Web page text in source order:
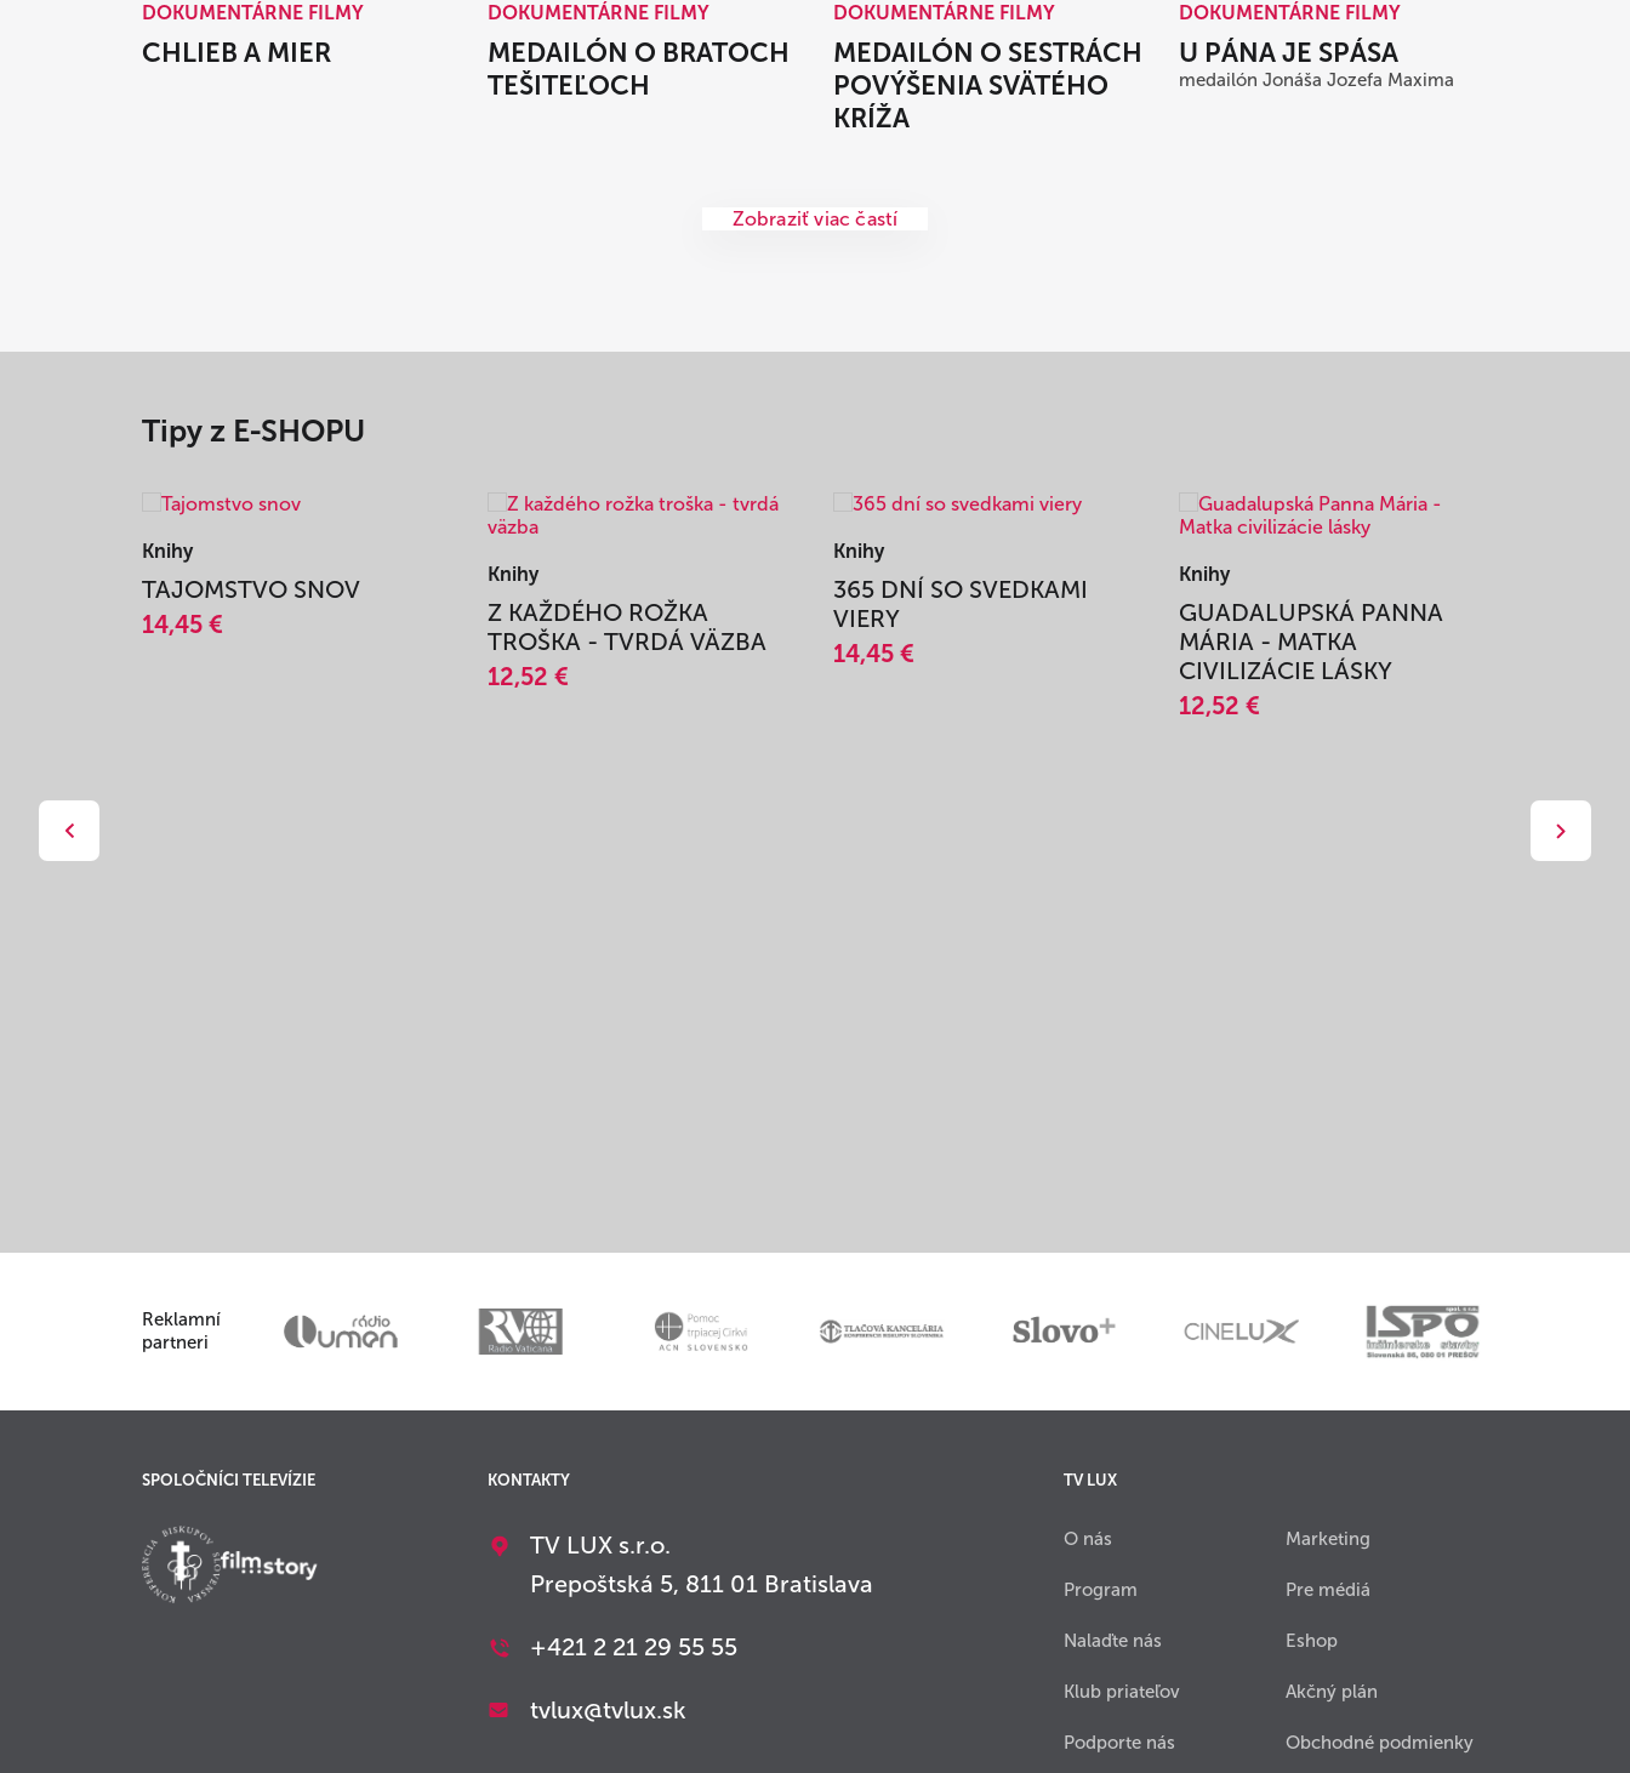
DOKUMENTÁRNE FILMY
CHLIEB A MIER
DOKUMENTÁRNE FILMY
MEDAILÓN O BRATOCH
TEŠITEĽOCH
DOKUMENTÁRNE FILMY
MEDAILÓN O SESTRÁCH
POVÝŠENIA SVÄTÉHO
KRÍŽA
DOKUMENTÁRNE FILMY
U PÁNA JE SPÁSA
medailón Jonáša Jozefa Maxima
Zobraziť viac častí
Tipy z E-SHOPU
Knihy
TAJOMSTVO SNOV
14,45 €
Knihy
Z KAŽDÉHO ROŽKA
TROŠKA - TVRDÁ VÄZBA
12,52 €
Knihy
365 DNÍ SO SVEDKAMI
VIERY
14,45 €
Knihy
GUADALUPSKÁ PANNA
MÁRIA - MATKA
CIVILIZÁCIE LÁSKY
12,52 €
Reklamní
partneri
SPOLOČNÍCI TELEVÍZIE KONTAKTY
TV LUX s.r.o.
Prepoštská 5, 811 01 Bratislava
+421 2 21 29 55 55
tvlux@tvlux.sk
TV LUX
O nás
Program
Nalaďte nás
Klub priateľov
Podporte nás
Marketing
Pre médiá
Eshop
Akčný plán
Obchodné podmienky